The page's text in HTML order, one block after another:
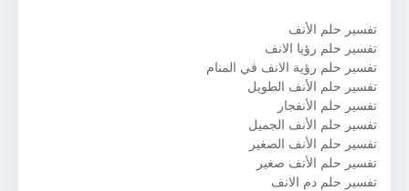
تفسير حلم الأنف
تفسير حلم رؤيا الانف
تفسير حلم رؤية الانف في المنام
تفسير حلم الأنف الطويل
تفسير حلم الأنفجار
تفسير حلم الأنف الجميل
تفسير حلم الأنف الصغير
تفسير حلم الأنف صغير
تفسير حلم دم الانف